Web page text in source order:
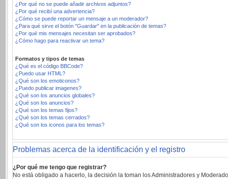
¿Por qué no se puede añadir archivos adjuntos?
¿Por qué recibí una advertencia?
¿Cómo se puede reportar un mensaje a un moderador?
¿Para qué sirve el botón "Guardar" en la publicación de temas?
¿Por qué mis mensajes necesitan ser aprobados?
¿Cómo hago para reactivar un tema?
Formatos y tipos de temas
¿Qué es el código BBCode?
¿Puedo usar HTML?
¿Qué son los emoticonos?
¿Puedo publicar imagenes?
¿Qué son los anuncios globales?
¿Qué son los anuncios?
¿Qué son los temas fijos?
¿Qué son los temas cerrados?
¿Qué son los iconos para los temas?
Problemas acerca de la identificación y el registro
¿Por qué me tengo que registrar?
No está obligado a hacerlo, la decisión la toman los Administradores y